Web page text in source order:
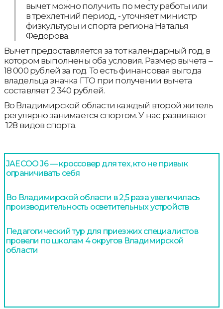
вычет можно получить по месту работы или
в трехлетний период, - уточняет министр
физкультуры и спорта региона Наталья
Федорова.
Вычет предоставляется за тот календарный год, в
котором выполнены оба условия. Размер вычета –
18 000 рублей за год. То есть финансовая выгода
владельца значка ГТО при получении вычета
составляет 2 340 рублей.
Во Владимирской области каждый второй житель
регулярно занимается спортом. У нас развивают
128 видов спорта.
JAECOO J6 — кроссовер для тех, кто не привык
ограничивать себя
Во Владимирской области в 2,5 раза увеличилась
производительность осветительных устройств
Педагогический тур для приезжих специалистов
провели по школам 4 округов Владимирской
области